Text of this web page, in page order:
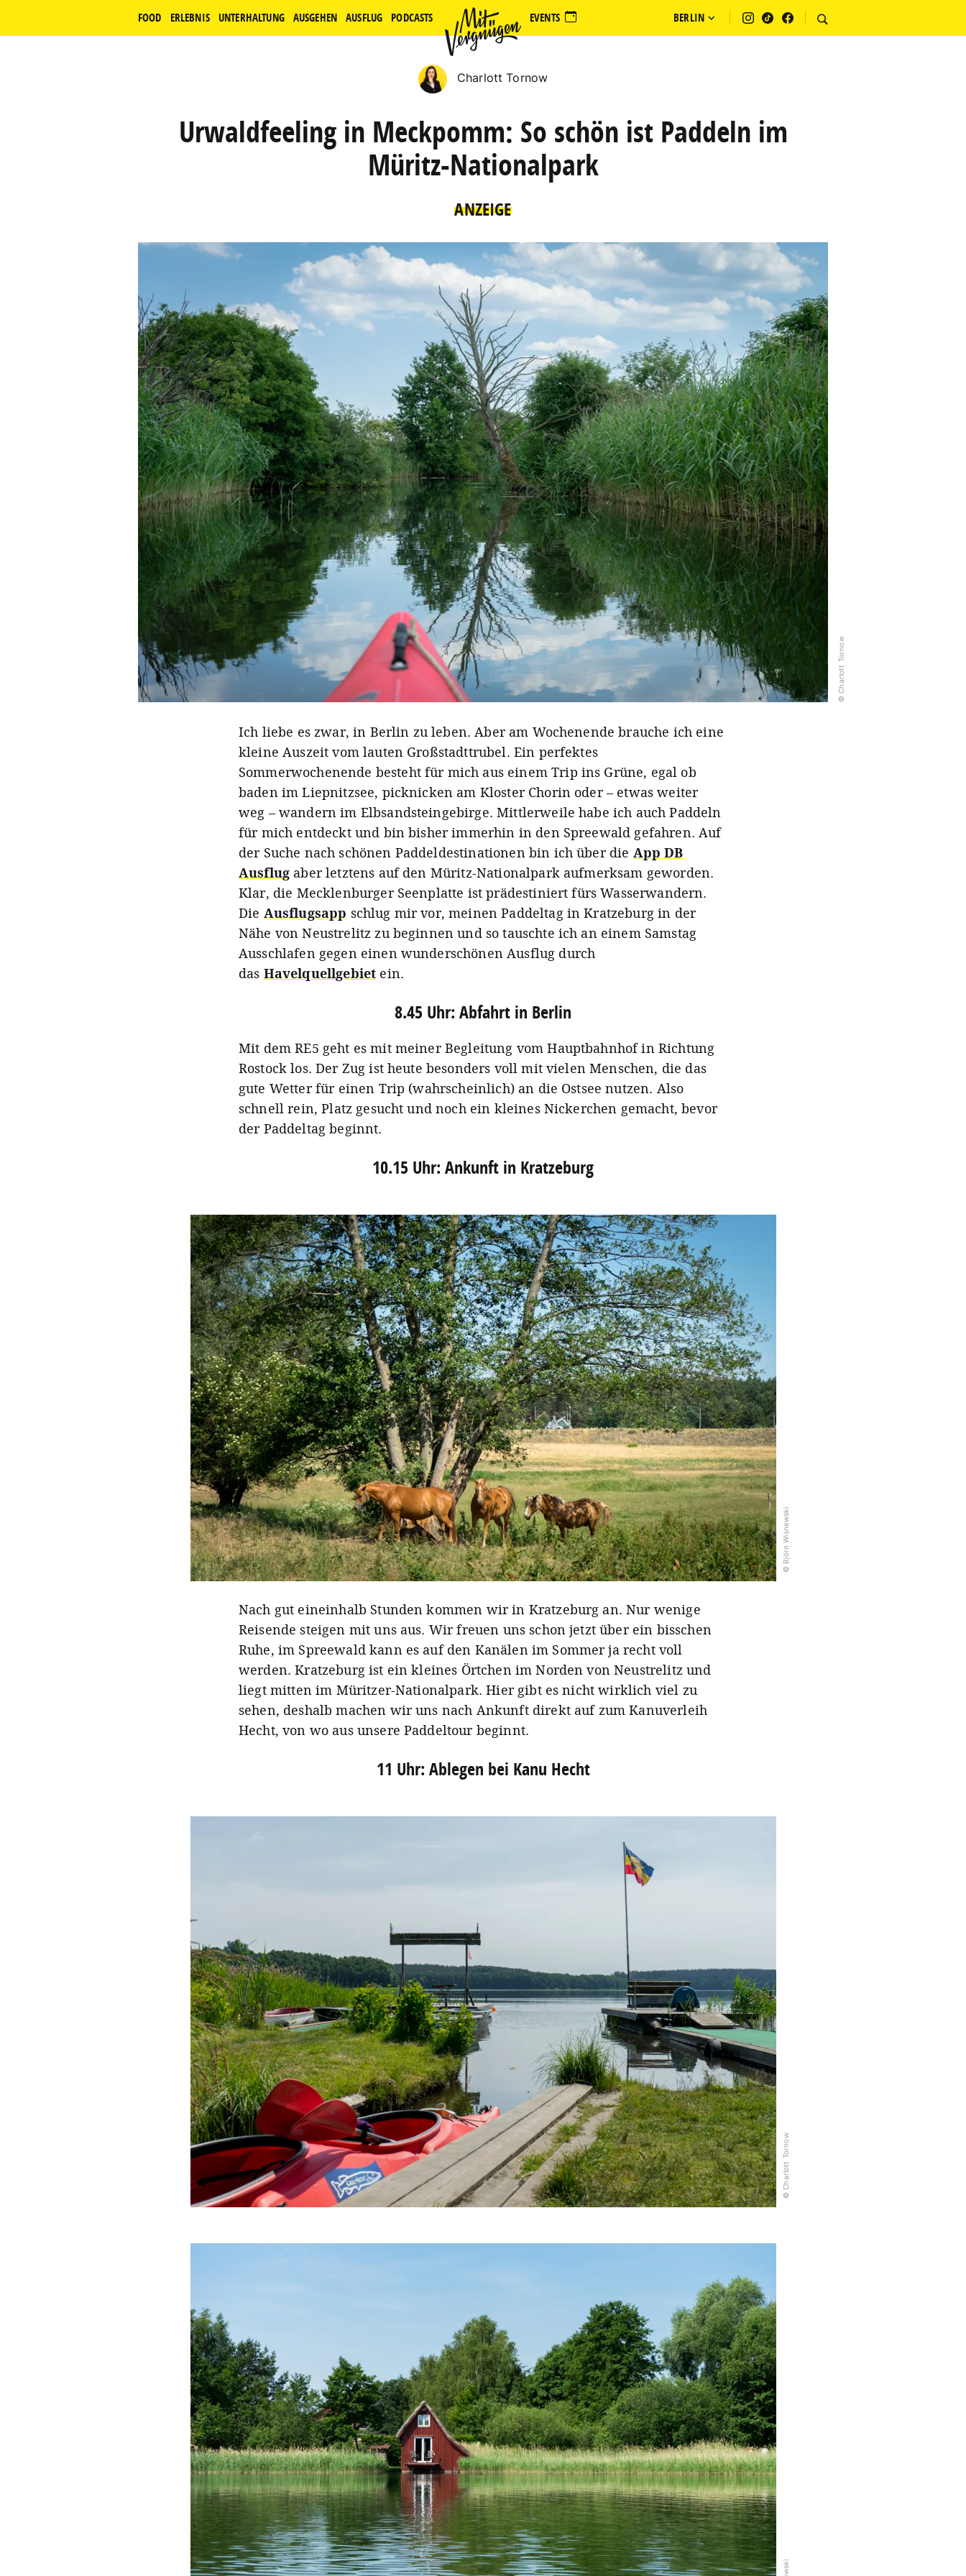
BERLIN
FOOD ERLEBNIS UNTERHALTUNG AUSGEHEN AUSFLUG PODCASTS EVENTS
Charlott Tornow
Urwaldfeeling in Meckpomm: So schön ist Paddeln im
Müritz-Nationalpark
ANZEIGE
© Charlott Tornow
Ich liebe es zwar, in Berlin zu leben. Aber am Wochenende brauche ich eine
kleine Auszeit vom lauten Großstadttrubel. Ein perfektes
Sommerwochenende besteht für mich aus einem Trip ins Grüne, egal ob
baden im Liepnitzsee, picknicken am Kloster Chorin oder – etwas weiter
weg – wandern im Elbsandsteingebirge. Mittlerweile habe ich auch Paddeln
für mich entdeckt und bin bisher immerhin in den Spreewald gefahren. Auf
der Suche nach schönen Paddeldestinationen bin ich über die App DB
Ausflug aber letztens auf den Müritz-Nationalpark aufmerksam geworden.
Klar, die Mecklenburger Seenplatte ist prädestiniert fürs Wasserwandern.
Die Ausflugsapp schlug mir vor, meinen Paddeltag in Kratzeburg in der
Nähe von Neustrelitz zu beginnen und so tauschte ich an einem Samstag
Ausschlafen gegen einen wunderschönen Ausflug durch
das Havelquellgebiet ein.
8.45 Uhr: Abfahrt in Berlin
Mit dem RE5 geht es mit meiner Begleitung vom Hauptbahnhof in Richtung
Rostock los. Der Zug ist heute besonders voll mit vielen Menschen, die das
gute Wetter für einen Trip (wahrscheinlich) an die Ostsee nutzen. Also
schnell rein, Platz gesucht und noch ein kleines Nickerchen gemacht, bevor
der Paddeltag beginnt.
10.15 Uhr: Ankunft in Kratzeburg
© Björn Wisnewski
Nach gut eineinhalb Stunden kommen wir in Kratzeburg an. Nur wenige
Reisende steigen mit uns aus. Wir freuen uns schon jetzt über ein bisschen
Ruhe, im Spreewald kann es auf den Kanälen im Sommer ja recht voll
werden. Kratzeburg ist ein kleines Örtchen im Norden von Neustrelitz und
liegt mitten im Müritzer-Nationalpark. Hier gibt es nicht wirklich viel zu
sehen, deshalb machen wir uns nach Ankunft direkt auf zum Kanuverleih
Hecht, von wo aus unsere Paddeltour beginnt.
11 Uhr: Ablegen bei Kanu Hecht
© Charlott Tornow